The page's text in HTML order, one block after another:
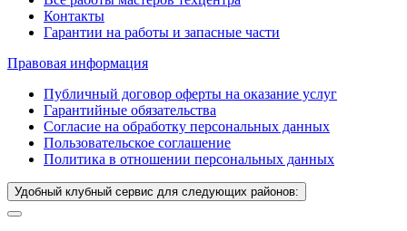
Контакты
Гарантии на работы и запасные части
Правовая информация
Публичный договор оферты на оказание услуг
Гарантийные обязательства
Согласие на обработку персональных данных
Пользовательское соглашение
Политика в отношении персональных данных
Удобный клубный сервис для следующих районов: